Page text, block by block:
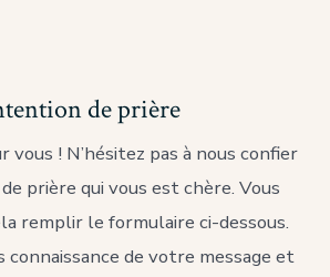
de prière
vous ! N’hésitez pas à nous confier
prière qui vous est chère. Vous
remplir le formulaire ci-dessous.
connaissance de votre message et